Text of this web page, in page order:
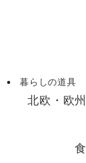
暮らしの道具
北欧・欧